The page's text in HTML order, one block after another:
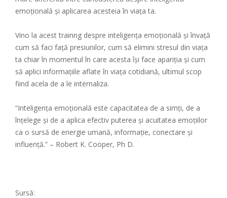
emoțională și aplicarea acesteia în viața ta.
Vino la acest trainng despre inteligenţa emoţională şi învaţă
cum să faci faţă presiunilor, cum să elimini stresul din viaţa
ta chiar în momentul în care acesta îşi face apariţia şi cum
să aplici informaţiile aflate în viaţa cotidiană, ultimul scop
fiind acela de a le internaliza.
“Inteligenţa emoţională este capacitatea de a simţi, de a
înţelege şi de a aplica efectiv puterea şi acuitatea emoţiilor
ca o sursă de energie umană, informaţie, conectare şi
influenţă.” – Robert K. Cooper, Ph D.
Sursă: